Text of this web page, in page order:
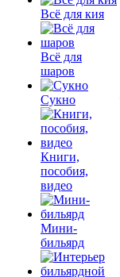
Всё для кия
Всё для
шаров
Сукно
Книги,
пособия,
видео
Мини-
бильярд